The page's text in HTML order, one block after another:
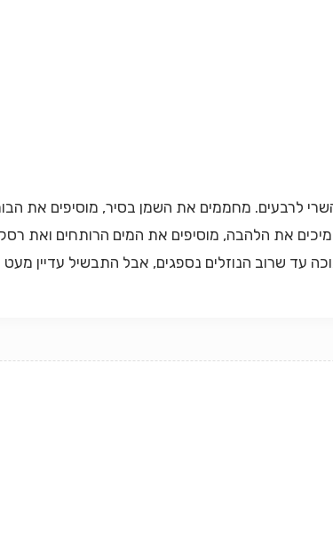
לרבעים. מחממים את השמן בסיר, מוסיפים את
את הלהבה, מוסיפים את המים הרותחים ואת